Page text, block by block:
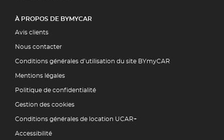
À PROPOS DE BYMYCAR
Avis clients
Nous contacter
Conditions générales d’utilisation du site BYmyCAR
Mentions légales
Politique de confidentialité
Gestion des cookies
Conditions générales de location UCAR+
Accessibilité